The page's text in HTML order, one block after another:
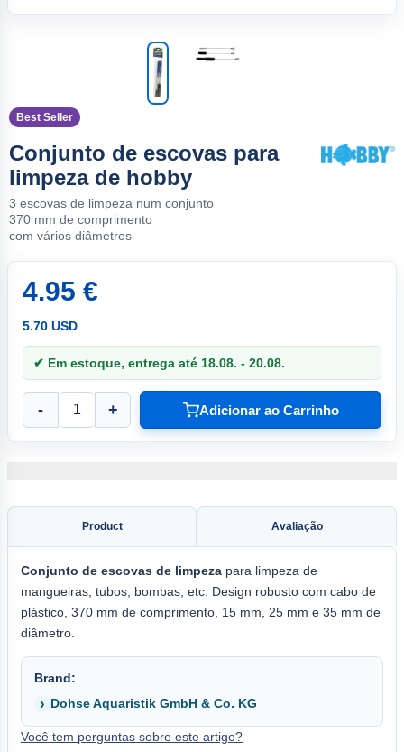
Best Seller
Conjunto de escovas para
limpeza de hobby
3 escovas de limpeza num conjunto
370 mm de comprimento
com vários diâmetros
4.95 €
5.70 USD
✔ Em estoque, entrega até 18.08. - 20.08.
- + Adicionar ao Carrinho
Product Avaliação
Conjunto de escovas de limpeza para limpeza de
mangueiras, tubos, bombas, etc. Design robusto com cabo de
plástico, 370 mm de comprimento, 15 mm, 25 mm e 35 mm de
diâmetro.
Brand:
Dohse Aquaristik GmbH & Co. KG
Você tem perguntas sobre este artigo?